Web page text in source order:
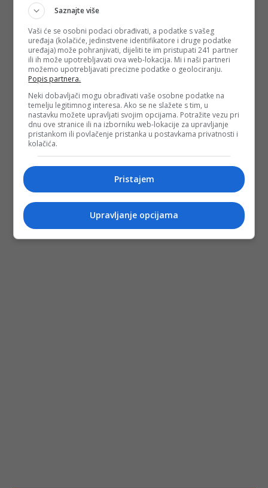
Saznajte više
Vaši će se osobni podaci obrađivati, a podatke s vašeg
uređaja (kolačiće, jedinstvene identifikatore i druge podatke
uređaja) može pohranjivati, dijeliti te im pristupati 241 partner
ili ih može upotrebljavati ova web-lokacija. Mi i naši partneri
možemo upotrebljavati precizne podatke o geolociranju.
Popis partnera.
Neki dobavljači mogu obrađivati vaše osobne podatke na
temelju legitimnog interesa. Ako se ne slažete s tim, u
nastavku možete upravljati svojim opcijama. Potražite vezu pri
dnu ove stranice ili na izborniku web-lokacije za upravljanje
pristankom ili povlačenje pristanka u postavkama privatnosti i
kolačića.
Pristajem
Upravljanje opcijama